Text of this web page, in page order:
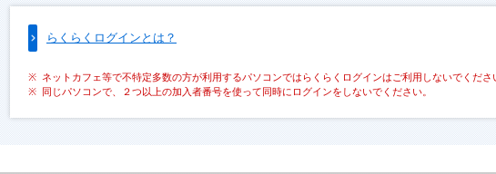
らくらくログインとは？
ネットカフェ等で不特定多数の方が利用するパソコンではらくらくログインはご利用しないでくださ
同じパソコンで、２つ以上の加入者番号を使って同時にログインをしないでください。